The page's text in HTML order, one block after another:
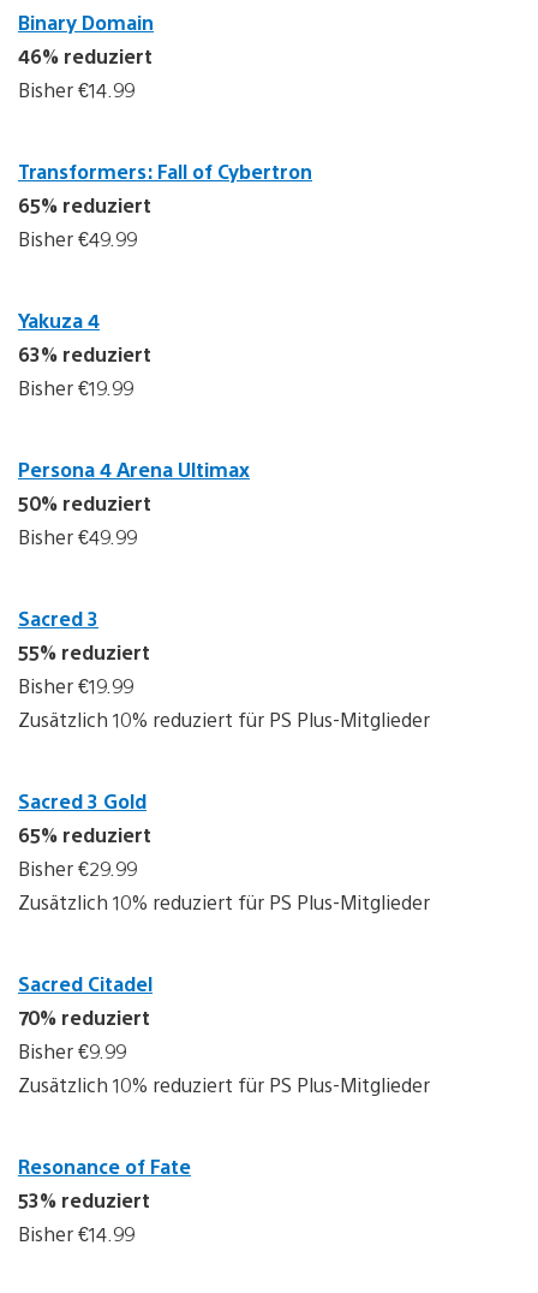
Binary Domain
46% reduziert
Bisher €14.99
Transformers: Fall of Cybertron
65% reduziert
Bisher €49.99
Yakuza 4
63% reduziert
Bisher €19.99
Persona 4 Arena Ultimax
50% reduziert
Bisher €49.99
Sacred 3
55% reduziert
Bisher €19.99
Zusätzlich 10% reduziert für PS Plus-Mitglieder
Sacred 3 Gold
65% reduziert
Bisher €29.99
Zusätzlich 10% reduziert für PS Plus-Mitglieder
Sacred Citadel
70% reduziert
Bisher €9.99
Zusätzlich 10% reduziert für PS Plus-Mitglieder
Resonance of Fate
53% reduziert
Bisher €14.99